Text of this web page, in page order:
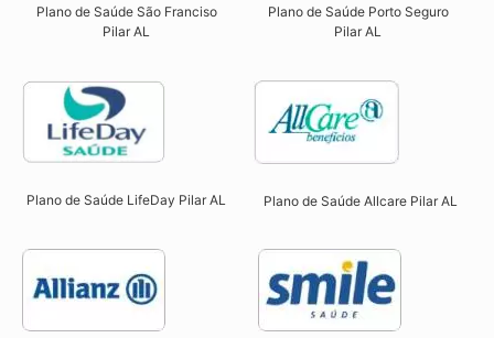
Plano de Saúde São Franciso
Pilar AL​
Plano de Saúde Porto Seguro
Pilar AL​
Plano de Saúde LifeDay Pilar AL Plano de Saúde Allcare Pilar AL​